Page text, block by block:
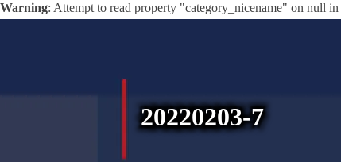
Warning: Attempt to read property "category_nicename" on null in
20220203-7